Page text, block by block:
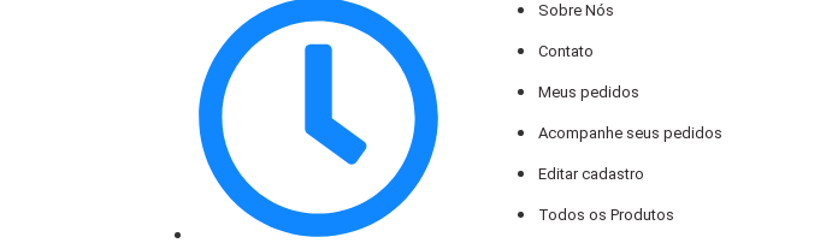
Sobre Nós
Contato
Meus pedidos
Acompanhe seus pedidos
Editar cadastro
Todos os Produtos